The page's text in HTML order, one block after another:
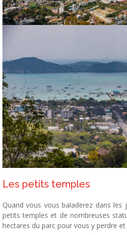
Les petits temples
Quand vous vous baladerez dans les
petits temples et de nombreuses
hectares du parc pour vous y perdre